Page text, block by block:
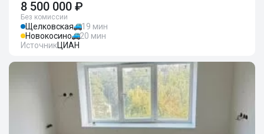
8 500 000 ₽
Без комиссии
Щелковская
19 мин
Новокосино
20 мин
ИсточникЦИАН